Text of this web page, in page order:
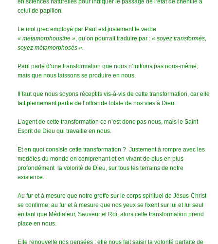
en sciences naturelles pour indiquer le passage de l’état de chenille à
celui de papillon.
Le mot grec employé par Paul est justement le verbe
« metamorphousthe », qu’on pourrait traduire par : « soyez transformés,
soyez métamorphosés ».
Paul parle d’une transformation que nous n’initions pas nous-même,
mais que nous laissons se produire en nous.
Il faut que nous soyons réceptifs vis-à-vis de cette transformation, car elle
fait pleinement partie de l’offrande totale de nos vies à Dieu.
L’agent de cette transformation ce n’est donc pas nous, mais le Saint
Esprit de Dieu qui travaille en nous.
Et en quoi consiste cette transformation ? Justement à rompre avec les
modèles du monde en comprenant et en vivant de plus en plus
profondément la volonté de Dieu, sur tous les terrains de notre
existence.
Au fur et à mesure que notre greffe sur le corps spirituel de Jésus-Christ
se confirme, au fur et à mesure que nos yeux se fixent sur lui et lui seul
en tant que Médiateur, Sauveur et Roi, alors cette transformation prend
place en nous.
Elle renouvelle nos pensées : elle nous fait saisir la volonté parfaite de